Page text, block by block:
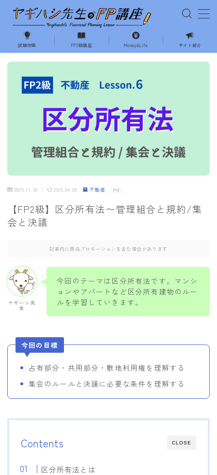
MENU
試験の攻略
相続・事業承継
不動産
ライフプランニング
Money&Life
試験攻略 FP2級講座 Money&Life サイト紹介
2025.11.30 2026.04.28 不動産 PR
【FP2級】区分所有法〜管理組合と規約/集
会と決議
記事内に商品プロモーションを含む場合があります
ヤギハシ先
生
今回のテーマは区分所有法です。マンシ
ョンやアパートなど区分所有建物のルー
ルを学習していきます。
今回の目標
占有部分・共用部分・敷地利用権を理解する
集会のルールと決議に必要な条件を理解する
CLOSE
Contents
区分所有法とは